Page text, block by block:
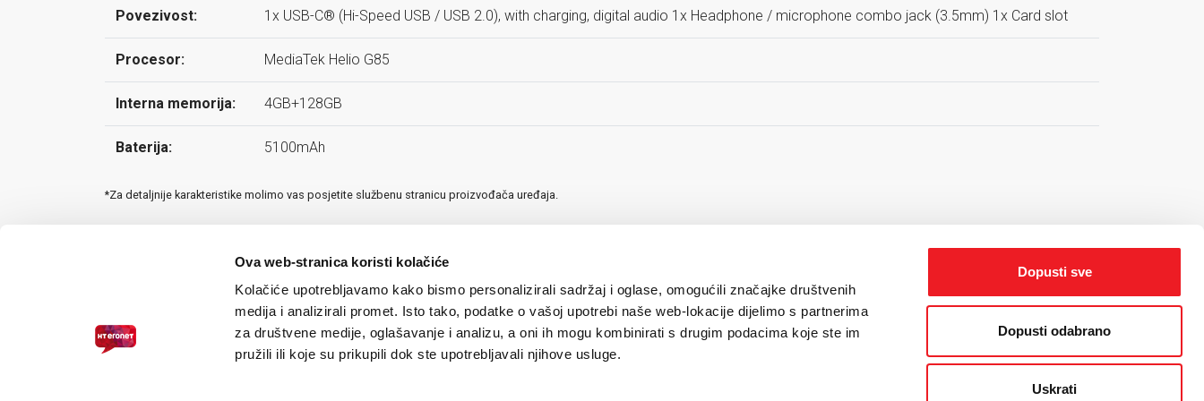
Ova web-stranica koristi kolačiće
Kolačiće upotrebljavamo kako bismo personalizirali sadržaj i oglase, omogućili značajke društvenih
medija i analizirali promet. Isto tako, podatke o vašoj upotrebi naše web-lokacije dijelimo s partnerima
za društvene medije, oglašavanje i analizu, a oni ih mogu kombinirati s drugim podacima koje ste im
pružili ili koje su prikupili dok ste upotrebljavali njihove usluge.
Dopusti sve
Dopusti odabrano
Uskrati
Povezivost: 1x USB-C® (Hi-Speed USB / USB 2.0), with charging, digital audio 1x Headphone / microphone combo jack (3.5mm) 1x Card slot
Procesor: MediaTek Helio G85
Interna memorija: 4GB+128GB
Baterija: 5100mAh
*Za detaljnije karakteristike molimo vas posjetite službenu stranicu proizvođača uređaja.